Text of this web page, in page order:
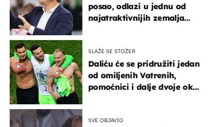
posao, odlazi u jednu od
najatraktivnijih zemalja
SLAŽE SE STOŽER
Daliću će se pridružiti jedan
od omiljenih Vatrenih,
pomoćnici i dalje dvoje oko
SVE OBJAVIO